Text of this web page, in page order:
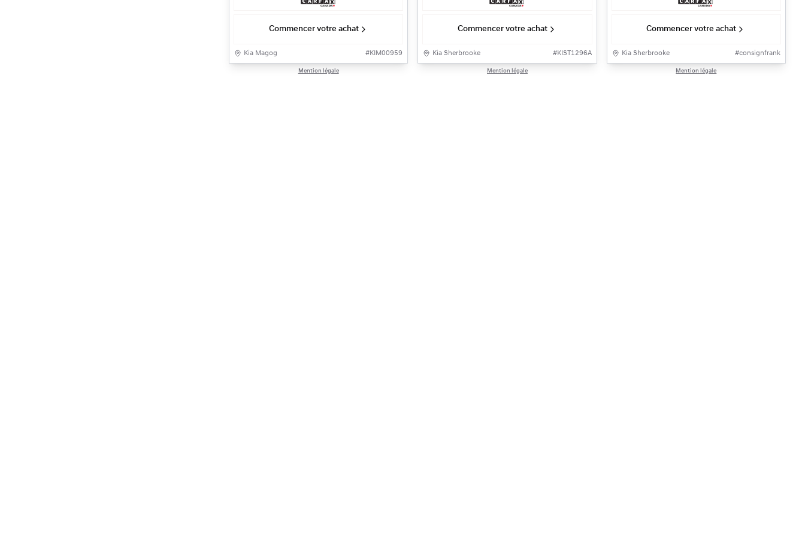
Commencer votre achat
Kia Magog #KIM00959
Mention légale
Commencer votre achat
Kia Sherbrooke #KIST1296A
Mention légale
Commencer votre achat
Kia Sherbrooke #consignfrank
Mention légale